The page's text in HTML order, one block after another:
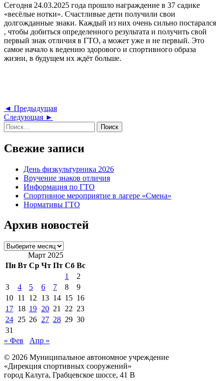
Сегодня 24.03.2025 года прошло награждение в 37 садике
«весёлые нотки». Счастливые дети получили свои
долгожданные знаки. Каждый из них очень сильно постарался
, чтобы добиться определенного результата и получить свой
первый знак отличия в ГТО, а может уже и не первый. Это
самое начало к ведению здорового и спортивного образа
жизни, в будущем их ждёт больше.
Навигация
по
записям
◄ ПредыдущаяПредыдущая
Следующая ►
Найти:
Свежие записи
День физкультурника 2026
Вручение знаков отличия
Информация по ГТО
Спортивное мероприятие в лагере «Смена»
Нормативы ГТО
Архив новостей
Архив
новостейМарт 2025
Пн Вт Ср Чт Пт Сб Вс
1
2
3
4 5 6 7 8
9
10 11 12 13 14 15 16
17 18 19 20 21 22 23
24 25 26 27 28 29 30
31
« Фев
Апр »
© 2026 Муниципальное автономное учреждение
«Дирекция спортивных сооружений»
город Калуга, Грабцевское шоссе, 41 В